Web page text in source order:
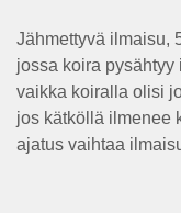
Jähmettyvä ilmaisu,
jossa koira
vaikka koiralla olisi
jos kätköllä ilmenee
ajatus vaihtaa